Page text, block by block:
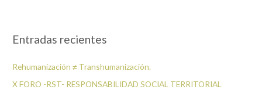
p
o
Entradas recientes
Rehumanización ≠ Transhumanización.
X FORO -RST- RESPONSABILIDAD SOCIAL TERRITORIAL